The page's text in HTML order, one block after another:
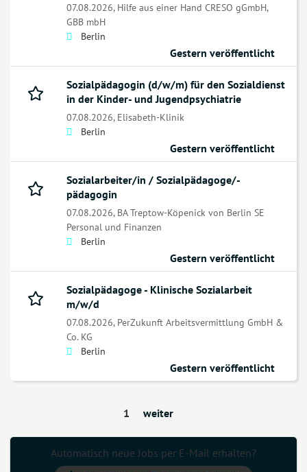
07.08.2026, Hilfe aus einer Hand CRESO gGmbH,
GBB mbH
Berlin
Gestern veröffentlicht
Sozialpädagogin (d/w/m) für den Sozialdienst
in der Kinder- und Jugendpsychiatrie
07.08.2026, Elisabeth-Klinik
Berlin
Gestern veröffentlicht
Sozialarbeiter/in / Sozialpädagoge/-
pädagogin
07.08.2026, BA Treptow-Köpenick von Berlin SE
Personal und Finanzen
Berlin
Gestern veröffentlicht
Sozialpädagoge - Klinische Sozialarbeit
m/w/d
07.08.2026, PerZukunft Arbeitsvermittlung GmbH &
Co. KG
Berlin
Gestern veröffentlicht
1 weiter
Automatisch neue Jobs per E-Mail erhalten?